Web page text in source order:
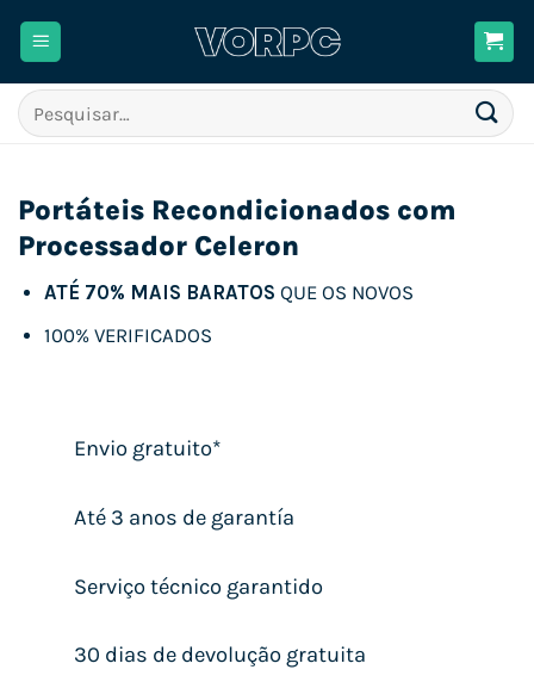
Pesquisar
por:
Portáteis Recondicionados com
Processador Celeron
ATÉ 70% MAIS BARATOS QUE OS NOVOS
100% VERIFICADOS
Envio gratuito*
Até 3 anos de garantía
Serviço técnico garantido
30 dias de devolução gratuita